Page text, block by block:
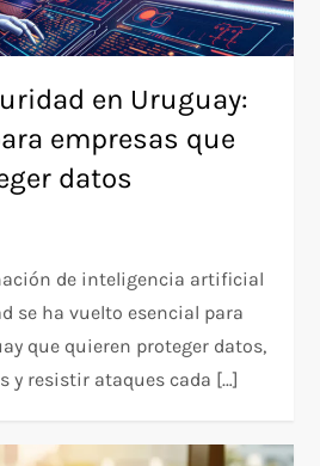
en Uruguay:
empresas que
datos
de inteligencia artificial
se ha vuelto esencial para
que quieren proteger datos,
y resistir ataques cada […]